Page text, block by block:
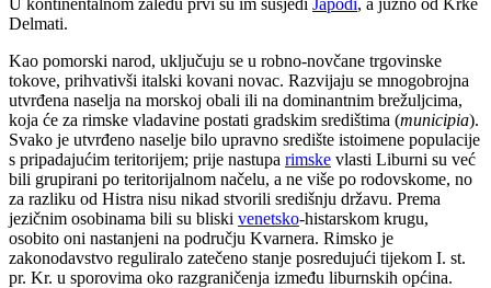
Delmati.
Kao pomorski narod, uključuju se u robno-novčane trgovinske
tokove, prihvativši italski kovani novac. Razvijaju se mnogobrojna
utvrđena naselja na morskoj obali ili na dominantnim brežuljcima,
koja će za rimske vladavine postati gradskim središtima (municipia).
Svako je utvrđeno naselje bilo upravno središte istoimene populacije
s pripadajućim teritorijem; prije nastupa rimske vlasti Liburni su već
bili grupirani po teritorijalnom načelu, a ne više po rodovskome, no
za razliku od Histra nisu nikad stvorili središnju državu. Prema
jezičnim osobinama bili su bliski venetsko-histarskom krugu,
osobito oni nastanjeni na području Kvarnera. Rimsko je
zakonodavstvo reguliralo zatečeno stanje posredujući tijekom I. st.
pr. Kr. u sporovima oko razgraničenja između liburnskih općina.